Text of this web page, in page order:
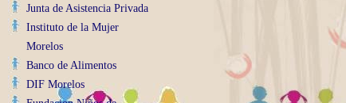
Junta de Asistencia Privada
Instituto de la Mujer
Morelos
Banco de Alimentos
DIF Morelos